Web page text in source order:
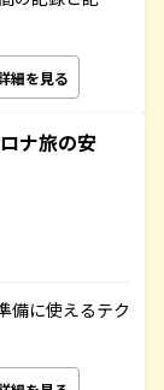
細を見る
ナ旅の安
備に使えるテク